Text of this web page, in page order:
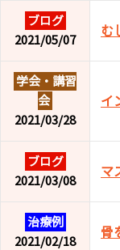
ブログ
2021/05/07
む
学会・講習
会
2021/03/28
イ
ブログ
2021/03/08
マ
治療例
2021/02/18
骨